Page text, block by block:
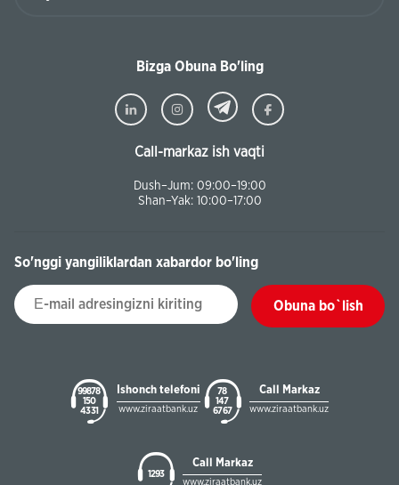
Bizga Obuna Bo'ling
Call-markaz ish vaqti
Dush–Jum: 09:00–19:00
Shan–Yak: 10:00–17:00
So'nggi yangiliklardan xabardor bo'ling
Obuna bo`lish
99878
150
43 31
Ishonch telefoni
www.ziraatbank.uz
78
147
67 67
Call Markaz
www.ziraatbank.uz
1293
Call Markaz
www.ziraatbank.uz